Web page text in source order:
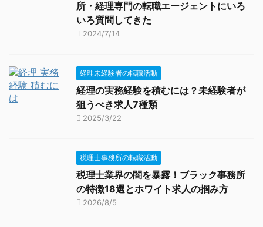
所・経理専門の転職エージェントにいろ
いろ質問してきた
2024/7/14
経理未経験者の転職活動
経理の実務経験を積むには？未経験者が
狙うべき求人7種類
2025/3/22
税理士事務所の転職活動
税理士業界の闇を暴露！ブラック事務所
の特徴18選とホワイト求人の掴み方
2026/8/5